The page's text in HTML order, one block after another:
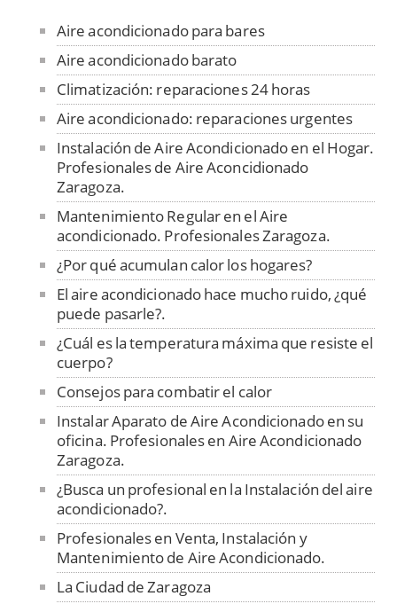
Aire acondicionado para bares
Aire acondicionado barato
Climatización: reparaciones 24 horas
Aire acondicionado: reparaciones urgentes
Instalación de Aire Acondicionado en el Hogar.
Profesionales de Aire Aconcidionado
Zaragoza.
Mantenimiento Regular en el Aire
acondicionado. Profesionales Zaragoza.
¿Por qué acumulan calor los hogares?
El aire acondicionado hace mucho ruido, ¿qué
puede pasarle?.
¿Cuál es la temperatura máxima que resiste el
cuerpo?
Consejos para combatir el calor
Instalar Aparato de Aire Acondicionado en su
oficina. Profesionales en Aire Acondicionado
Zaragoza.
¿Busca un profesional en la Instalación del aire
acondicionado?.
Profesionales en Venta, Instalación y
Mantenimiento de Aire Acondicionado.
La Ciudad de Zaragoza